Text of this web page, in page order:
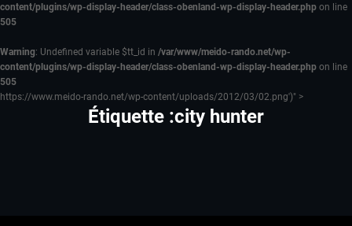
content/plugins/wp-display-header/class-obenland-wp-display-header.php on line
505
Warning: Undefined variable $tt_id in /var/www/meido-rando.net/wp-
content/plugins/wp-display-header/class-obenland-wp-display-header.php on line
505
https://www.meido-rando.net/wp-content/uploads/2012/03/02.png')" >
Étiquette :city hunter